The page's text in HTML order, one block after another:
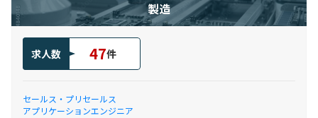
製造
求人数 47件
セールス・プリセールス
アプリケーションエンジニア